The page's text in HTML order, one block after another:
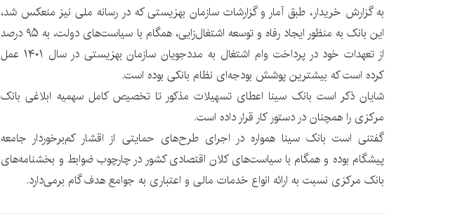
به گزارش خریدار، طبق آمار و گزارشات سازمان بهزیستی که در رسانه ملی نیز منعکس شد،
این بانک به منظور ایجاد رفاه و توسعه اشتغال‌زایی، همگام با سیاست‌های دولت، به ۹۵ درصد
از تعهدات خود در پرداخت وام اشتغال‌ به مددجویان سازمان بهزیستی در سال ۱۴۰۱ عمل
کرده است که بیشترین پوشش بودجه‌ای نظام بانکی بوده است.
شایان ذکر است بانک سینا اعطای تسهیلات مذکور تا تخصیص کامل سهمیه ابلاغی بانک
مرکزی را همچنان در دستور کار قرار داده است.
گفتنی است بانک سینا همواره در اجرای طرح‌های حمایتی از اقشار کم‌برخوردار جامعه
پیشگام بوده و همگام با سیاست‌های کلان اقتصادی کشور در چارچوب ضوابط و بخشنامه‌های
بانک مرکزی نسبت به ارائه انواع خدمات مالی و اعتباری به جوامع هدف گام بر‌می‌دارد.